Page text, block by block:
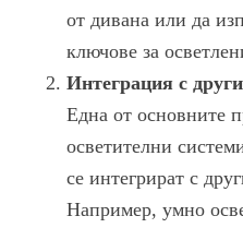
от дивана или да
ключове за
Интеграция с
Една от основните
осветителни
се интегрират с
Например, умно